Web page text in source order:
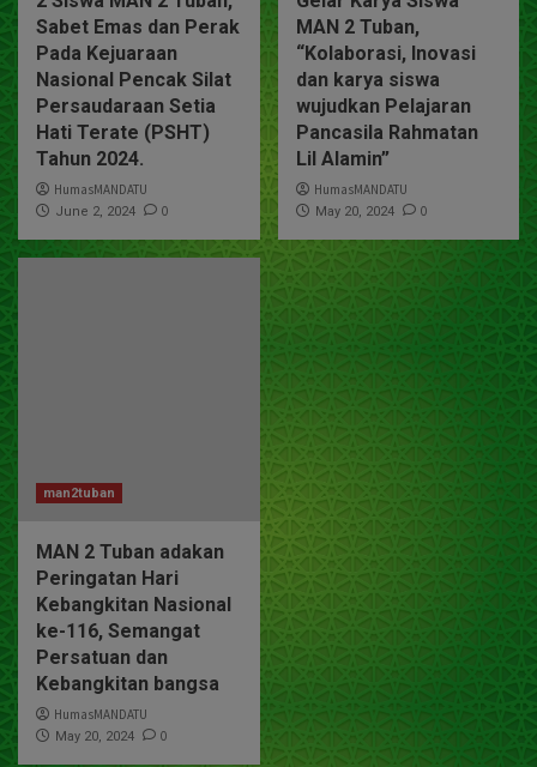
Sabet Emas dan Perak
Pada Kejuaraan
Nasional Pencak Silat
Persaudaraan Setia
Hati Terate (PSHT)
Tahun 2024.
HumasMANDATU
June 2, 2024 0
MAN 2 Tuban,
“Kolaborasi, Inovasi
dan karya siswa
wujudkan Pelajaran
Pancasila Rahmatan
Lil Alamin”
HumasMANDATU
May 20, 2024 0
man2tuban
MAN 2 Tuban adakan
Peringatan Hari
Kebangkitan Nasional
ke-116, Semangat
Persatuan dan
Kebangkitan bangsa
HumasMANDATU
May 20, 2024 0